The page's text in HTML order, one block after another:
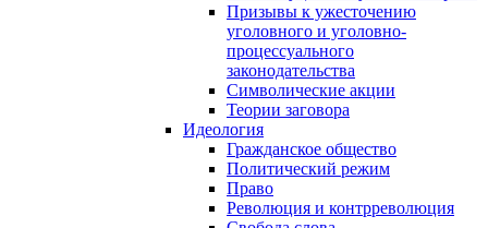
Призывы к ужесточению
уголовного и уголовно-
процессуального
законодательства
Символические акции
Теории заговора
Идеология
Гражданское общество
Политический режим
Право
Революция и контрреволюция